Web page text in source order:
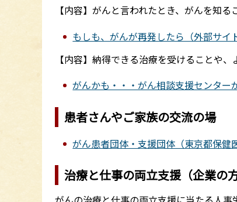
【内容】がんと言われたとき、がんを知
もしも、がんが再発したら（外部サイト
【内容】納得できる治療を受けることや
がんかも・・・がん相談支援センター
患者さんやご家族の交流の場
がん患者団体・支援団体（東京都保健
治療と仕事の両立支援（企業の